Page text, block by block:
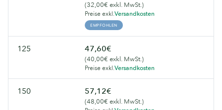
(32,00€ exkl. MwSt.)
Preise exkl.Versandkosten
EMPFOHLEN
125 47,60€
(40,00€ exkl. MwSt.)
Preise exkl.Versandkosten
150 57,12€
(48,00€ exkl. MwSt.)